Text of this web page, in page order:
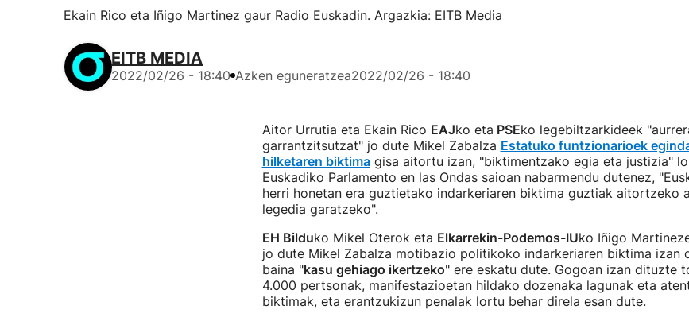
Ekain Rico eta Iñigo Martinez gaur Radio Euskadin. Argazkia: EITB Media
EITB MEDIA
2022/02/26 - 18:40 Azken eguneratzea2022/02/26 - 18:40
Aitor Urrutia eta Ekain Rico EAJko eta PSEko legebiltzarkideek
garrantzitsutzat" jo dute Mikel Zabalza Estatuko funtzionarioek
hilketaren biktimagisa aitortu izan, "biktimentzako egia eta justizia"
Euskadiko Parlamento en las Ondas saioan nabarmendu dutenez,
herri honetan era guztietako indarkeriaren biktima guztiak aitortzeko
legedia garatzeko".
EH Bilduko Mikel Oterok eta Elkarrekin-Podemos-IUko Iñigo
jo dute Mikel Zabalza motibazio politikoko indarkeriaren biktima izan
baina "kasu gehiago ikertzeko" ere eskatu dute. Gogoan izan dituzte
4.000 pertsonak, manifestazioetan hildako dozenaka lagunak eta
biktimak, eta erantzukizun penalak lortu behar direla esan dute.